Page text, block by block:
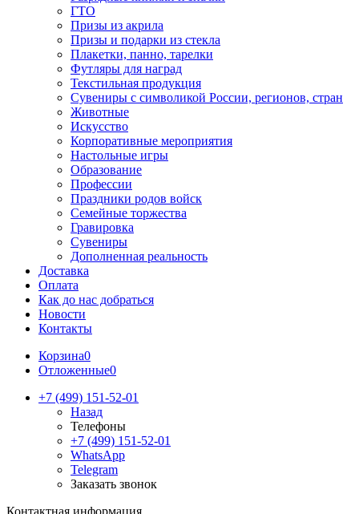
ГТО
Призы из акрила
Призы и подарки из стекла
Плакетки, панно, тарелки
Футляры для наград
Текстильная продукция
Сувениры с символикой России, регионов, стран
Животные
Искусство
Корпоративные мероприятия
Настольные игры
Образование
Профессии
Праздники родов войск
Семейные торжества
Гравировка
Сувениры
Дополненная реальность
Доставка
Оплата
Как до нас добраться
Новости
Контакты
Корзина0
Отложенные0
+7 (499) 151-52-01
Назад
Телефоны
+7 (499) 151-52-01
WhatsApp
Telegram
Заказать звонок
Контактная информация